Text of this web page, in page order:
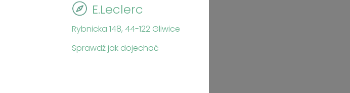
E.Leclerc
Rybnicka 148, 44-122 Gliwice
Sprawdź jak dojechać